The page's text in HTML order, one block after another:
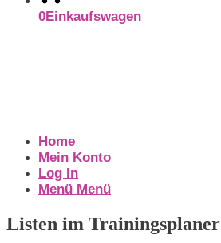
0Einkaufswagen
Home
Mein Konto
Log In
Menü Menü
Listen im Trainingsplaner